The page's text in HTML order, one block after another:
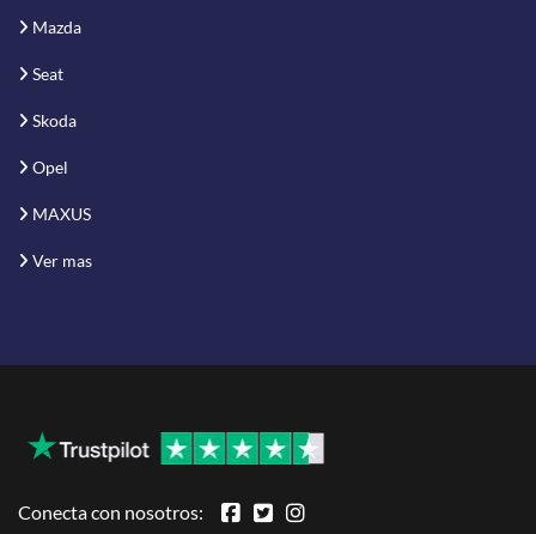
Mazda
Seat
Skoda
Opel
MAXUS
Ver mas
Conecta con nosotros: